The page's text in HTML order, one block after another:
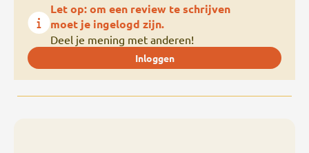
Let op: om een review te schrijven
moet je ingelogd zijn.
Deel je mening met anderen!
Inloggen